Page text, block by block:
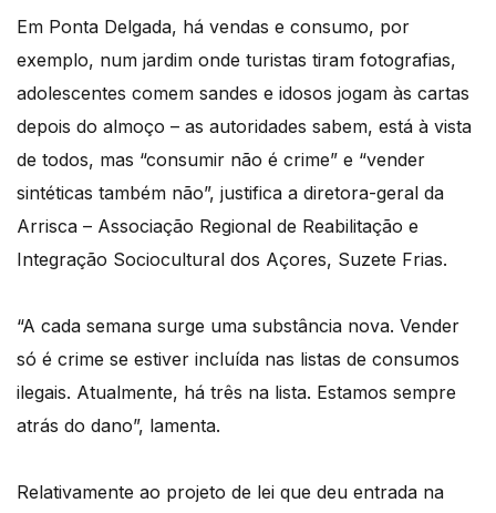
Em Ponta Delgada, há vendas e consumo, por
exemplo, num jardim onde turistas tiram fotografias,
adolescentes comem sandes e idosos jogam às cartas
depois do almoço – as autoridades sabem, está à vista
de todos, mas “consumir não é crime” e “vender
sintéticas também não”, justifica a diretora-geral da
Arrisca – Associação Regional de Reabilitação e
Integração Sociocultural dos Açores, Suzete Frias.
“A cada semana surge uma substância nova. Vender
só é crime se estiver incluída nas listas de consumos
ilegais. Atualmente, há três na lista. Estamos sempre
atrás do dano”, lamenta.
Relativamente ao projeto de lei que deu entrada na